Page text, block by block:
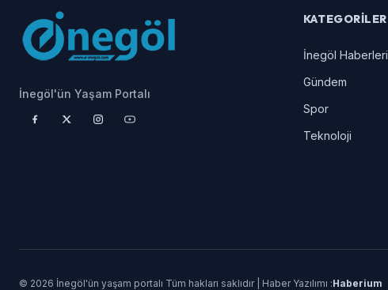
İnegöl'ün Yaşam Portalı
KATEGORILER
İnegöl Haberleri
Gündem
Spor
Teknoloji
© 2026 İnegöl'ün yaşam portalı Tüm hakları saklıdır | Haber Yazılımı :Haberium